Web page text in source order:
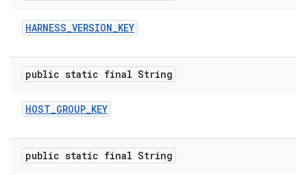
HARNESS_VERSION_KEY
public static final String
HOST_GROUP_KEY
public static final String